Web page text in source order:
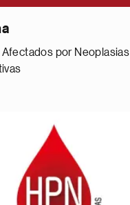
por Neoplasias